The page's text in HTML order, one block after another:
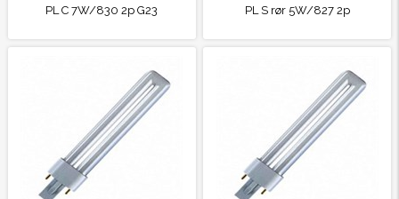
PL C 7W/830 2p G23 PL S rør 5W/827 2p